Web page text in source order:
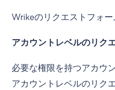
Wrikeのリクエストフォ
アカウントレベルのリク
必要な権限を持つアカウ
アカウントレベルのリク